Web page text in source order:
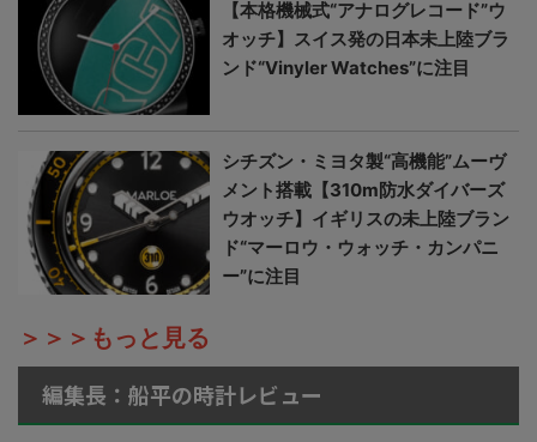
【本格機械式“アナログレコード”ウ
オッチ】スイス発の日本未上陸ブラ
ンド“Vinyler Watches”に注目
シチズン・ミヨタ製“高機能”ムーヴ
メント搭載【310m防水ダイバーズ
ウオッチ】イギリスの未上陸ブラン
ド“マーロウ・ウォッチ・カンパニ
ー”に注目
＞＞＞もっと見る
編集長：船平の時計レビュー